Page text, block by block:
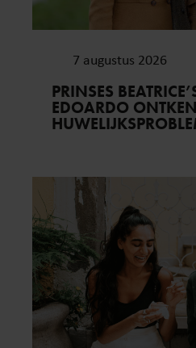
7 augustus 2026
PRINSES
EDOARDO